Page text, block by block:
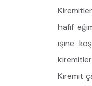
hafif
işine
Kiremit